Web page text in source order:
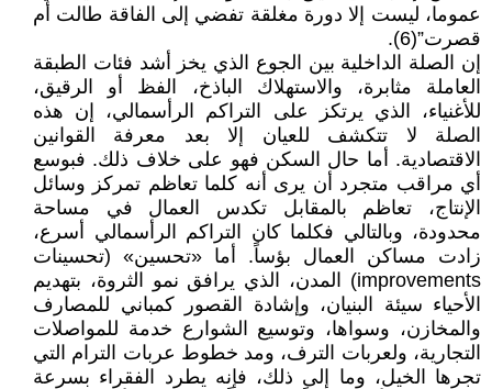
عموما، ليست إلا دورة مغلقة تفضي إلى الفاقة طالت أم
قصرت”(6).
إن الصلة الداخلية بين الجوع الذي يخز أشد فئات الطبقة
العاملة مثابرة، والاستهلاك الباذخ، الفظ أو الرقيق،
للأغنياء، الذي يرتكز على التراكم الرأسمالي، إن هذه
الصلة لا تتكشف للعيان إلا بعد معرفة القوانين
الاقتصادية. أما حال السكن فهو على خلاف ذلك. فبوسع
أي مراقب متجرد أن يرى أنه كلما تعاظم تمركز وسائل
الإنتاج، تعاظم بالمقابل تكدس العمال في مساحة
محدودة، وبالتالي فكلما كان التراكم الرأسمالي أسرع،
زادت مساكن العمال بؤساً. أما «تحسين» (تحسينات
improvements) المدن، الذي يرافق نمو الثروة، بتهديم
الأحياء سيئة البنيان، وإشادة القصور كمباني للمصارف
والمخازن، وسواها، وتوسيع الشوارع خدمة للمواصلات
التجارية، ولعربات الترف، ومد خطوط عربات الترام التي
تجرها الخيل، وما إلى ذلك، فإنه يطرد الفقراء بسرعة